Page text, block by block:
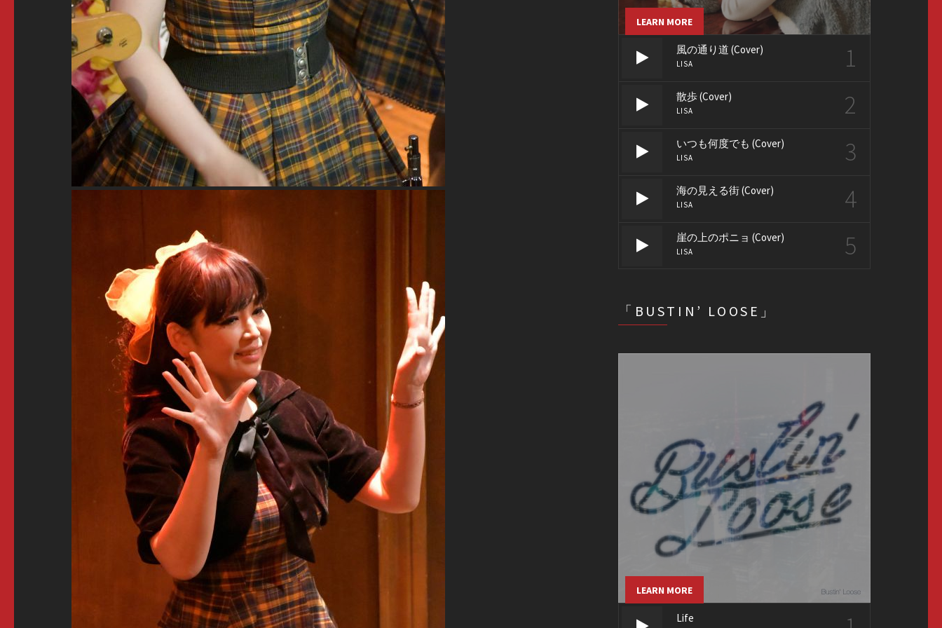
LEARN MORE
風の通り道 (Cover)
LISA 1
散歩 (Cover)
LISA 2
いつも何度でも (Cover)
LISA 3
海の見える街 (Cover)
LISA 4
崖の上のポニョ (Cover)
LISA 5
「BUSTIN’ LOOSE」
LEARN MORE
Life